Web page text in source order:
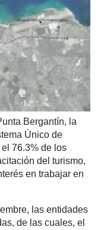
Bergantín, la
Único de
76.3% de los
del turismo,
en trabajar en
las entidades
de las cuales, el